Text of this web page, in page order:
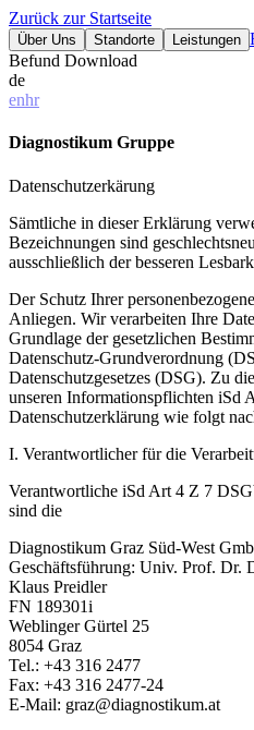
Zurück zur Startseite
Über Uns Standorte Leistungen
Befund Download
de
enhr
Diagnostikum Gruppe
Datenschutzerkärung
Sämtliche in dieser Erklärung
Bezeichnungen sind
ausschließlich der besseren
Der Schutz Ihrer
Anliegen. Wir verarbeiten Ihre
Grundlage der gesetzlichen
Datenschutz-Grundverordnung
Datenschutzgesetzes (DSG). Zu
unseren Informationspflichten iSd
Datenschutzerklärung wie folgt
I. Verantwortlicher für die
Verantwortliche iSd Art 4 Z 7
sind die
Diagnostikum Graz Süd-West
Geschäftsführung: Univ. Prof. Dr.
Klaus Preidler
FN 189301i
Weblinger Gürtel 25
8054 Graz
Tel.: +43 316 2477
Fax: +43 316 2477-24
E-Mail: graz@diagnostikum.at